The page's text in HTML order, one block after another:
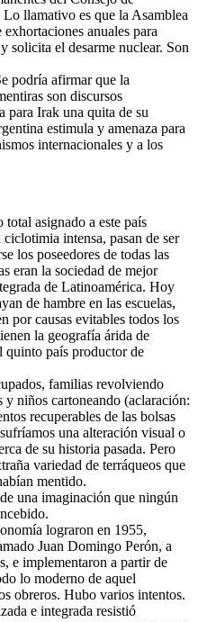
llamativo es que la Asamblea
anuales para
solicita el desarme nuclear. Son
podría afirmar que la
son discursos
para Irak una quita de su
estimula y amenaza para
internacionales y a los
asignado a este país
intensa, pasan de ser
los poseedores de todas las
eran la sociedad de mejor
de Latinoamérica. Hoy
de hambre en las escuelas,
por causas evitables todos los
la geografía árida de
quinto país productor de
familias revolviendo
y niños cartoneando (aclaración:
recuperables de las bolsas
una alteración visual o
de su historia pasada. Pero
variedad de terráqueos que
mentido.
una imaginación que ningún
lograron en 1955,
Juan Domingo Perón, a
e implementaron a partir de
lo moderno de aquel
obreros. Hubo varios intentos.
e integrada resistió